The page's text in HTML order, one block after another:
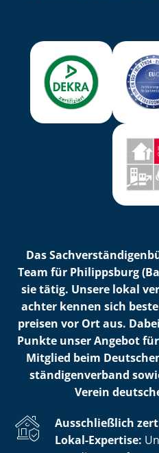
Das
Team für Philippsburg
sie tätig. Unsere lokal
ach­ter kennen sich
prei­sen vor Ort aus.
Punkte unser Angebot
Mitglied beim
stän­di­gen­ver­band
Verein
Ausschließlich
Lokal-Expertise: